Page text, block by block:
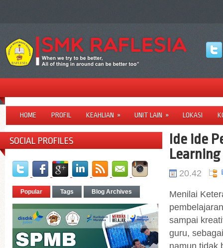
HOME PROFIL KEAHLIAN » UNIT LAIN » LOKASI
SOCIAL PROFILES
Popular Tags Blog Archives
Ide ide
Learning
20.42
Menilai
sampai
guru,
namun tidak